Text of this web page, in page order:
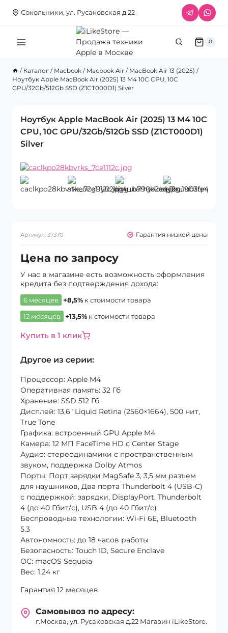
Сокольники, ул. Русаковская д.22
0
/ Каталог / Macbook / Macbook Air / MacBook Air 13 (2025) /
Ноутбук Apple MacBook Air (2025) 13 M4 10C CPU, 10C
GPU/32Gb/512Gb SSD (Z1CT000D1) Silver
Ноутбук Apple MacBook Air (2025) 13 M4 10C
CPU, 10C GPU/32Gb/512Gb SSD (Z1CT000D1)
Silver
Артикул: 37370 Гарантия низкой цены
Цена по запросу
У нас в магазине есть возможность оформления
кредита без подтверждения дохода:
6 месяцев +8,5% к стоимости товара
12 месяцев
+13,5% к стоимости товара
Купить в 1 клик
Другое из серии:
Процессор: Apple M4
Оперативная память: 32 Гб
Хранение: SSD 512 Гб
Дисплей: 13,6″ Liquid Retina (2560×1664), 500 нит,
True Tone
Графика: встроенный GPU Apple M4
Камера: 12 МП FaceTime HD с Center Stage
Аудио: стереодинамики с пространственным
звуком, поддержка Dolby Atmos
Порты: Порт зарядки MagSafe 3, 3,5 мм разъем
для наушников, Два порта Thunderbolt 4 (USB-C)
с поддержкой: зарядки, DisplayPort, Thunderbolt
4 (до 40 Гбит/с), USB 4 (до 40 Гбит/с)
Беспроводные технологии: Wi-Fi 6E, Bluetooth
5.3
Автономность: до 18 часов работы
Безопасность: Touch ID, Secure Enclave
ОС: macOS Sequoia
Вес: 1,24 кг
Гарантия 12 месяцев
Самовывоз по адресу:
г.Москва, ул. Русаковская д.22 Магазин iLikeStore.